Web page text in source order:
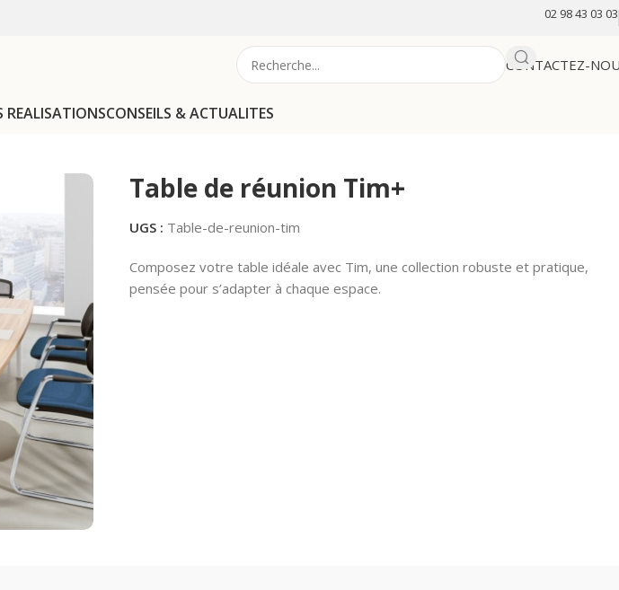
02 98 43 03 03
CONTACTEZ-
REALISATIONSCONSEILS & ACTUALITES
Table de réunion Tim+
UGS : Table-de-reunion-tim
Composez votre table idéale avec Tim, une collection robuste et pratique,
pensée pour s’adapter à chaque espace.